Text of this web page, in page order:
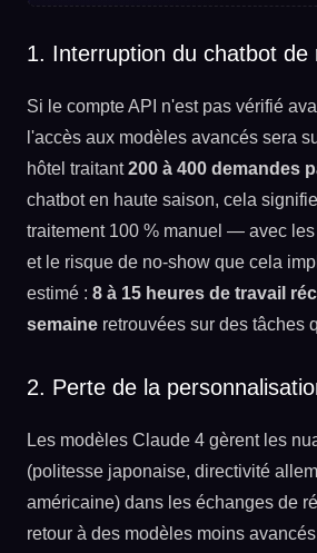
1. Interruption du chatbot de
Si le compte API n'est pas vérifié
l'accès aux modèles avancés sera
hôtel traitant200 à 400 demandes
chatbot en haute saison, cela
traitement 100 % manuel — avec
et le risque de no-show que cela
estimé : 8 à 15 heures de travail
semaine retrouvées sur des tâches
2. Perte de la
Les modèles Claude 4 gèrent les
(politesse japonaise, directivité
américaine) dans les échanges de
retour à des modèles moins